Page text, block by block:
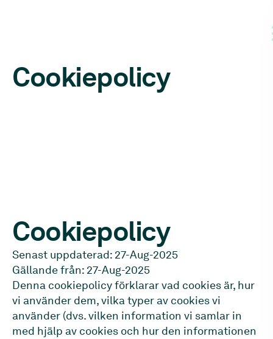
Cookiepolicy
Cookiepolicy
Senast uppdaterad: 27-Aug-2025
Gällande från: 27-Aug-2025
Denna cookiepolicy förklarar vad cookies är, hur
vi använder dem, vilka typer av cookies vi
använder (dvs. vilken information vi samlar in
med hjälp av cookies och hur den informationen